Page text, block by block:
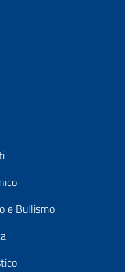
e Bullismo